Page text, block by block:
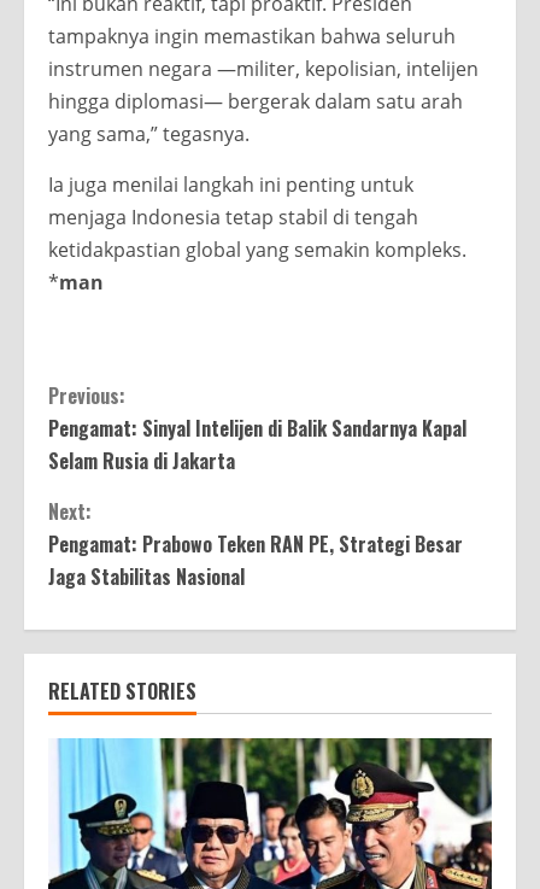
tampaknya ingin memastikan bahwa seluruh
instrumen negara —militer, kepolisian, intelijen
hingga diplomasi— bergerak dalam satu arah
yang sama,” tegasnya.
Ia juga menilai langkah ini penting untuk
menjaga Indonesia tetap stabil di tengah
ketidakpastian global yang semakin kompleks.
*man
Continue
Reading
Previous:
Pengamat: Sinyal Intelijen di Balik Sandarnya Kapal
Selam Rusia di Jakarta
Next:
Pengamat: Prabowo Teken RAN PE, Strategi Besar
Jaga Stabilitas Nasional
RELATED STORIES